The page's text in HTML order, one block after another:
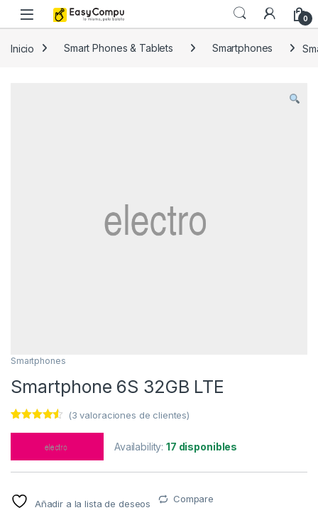
Skip to navigation
Skip to content
0
Inicio Smart Phones & Tablets Smartphones
Smartphones
Smartphone 6S 32GB LTE
base a
(3 valoraciones de clientes)
Availability:17 disponibles
Añadir a la lista de deseos Compare